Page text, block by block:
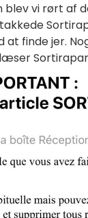
blev vi rørt af
at finde jer.